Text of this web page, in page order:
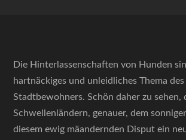
Die Hinterlassenschaften von Hunden
hartnäckiges und unleidliches Thema
Stadtbewohners. Schön daher zu sehen,
Schwellenländern, genauer, dem
diesem ewig mäandernden Disput ein